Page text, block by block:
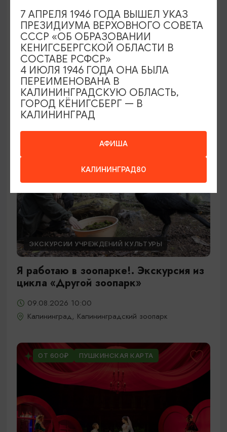
КОНЦЕРТЫ
Звучащие сады
09.08.2026 18:00
Калининград, Собор на острове Канта
ОТ 500₽
ЭКСКУРСИИ УЧРЕЖДЕНИЙ КУЛЬТУРЫ
Я работаю в зоопарке!. Экскурсия из
цикла «Другой зоопарк»
09.08.2026 10:00
Калининград, Калининградский зоопарк
ОТ 600₽ ПУШКИНСКАЯ КАРТА
АФИША
КАЛИНИНГРАД80
7 АПРЕЛЯ 1946 ГОДА ВЫШЕЛ УКАЗ
ПРЕЗИДИУМА ВЕРХОВНОГО СОВЕТА
СССР «ОБ ОБРАЗОВАНИИ
КЕНИГСБЕРГСКОЙ ОБЛАСТИ В
СОСТАВЕ РСФСР»
4 ИЮЛЯ 1946 ГОДА ОНА БЫЛА
ПЕРЕИМЕНОВАНА В
КАЛИНИНГРАДСКУЮ ОБЛАСТЬ,
ГОРОД КЁНИГСБЕРГ — В
КАЛИНИНГРАД